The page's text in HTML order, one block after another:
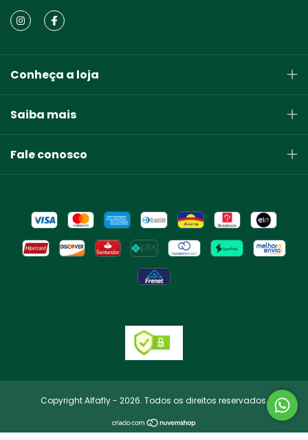
Conheça a loja
Saiba mais
Fale conosco
Copyright Alfafly - 2026. Todos os direitos reservados.